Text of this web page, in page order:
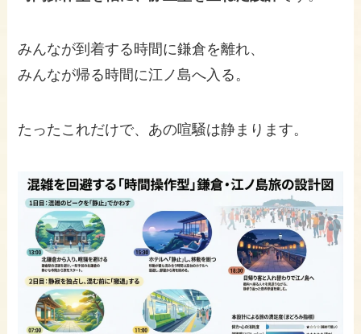
みんなが到着する時間に鎌倉を離れ、
みんなが帰る時間に江ノ島へ入る。
たったこれだけで、あの喧騒は静まります。